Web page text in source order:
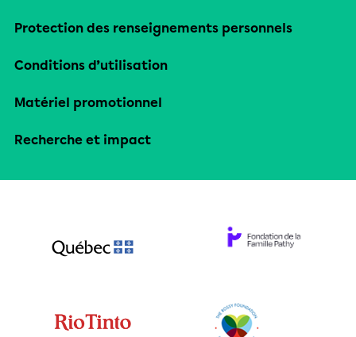
Protection des renseignements personnels
Conditions d’utilisation
Matériel promotionnel
Recherche et impact